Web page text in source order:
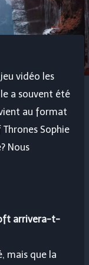
vidéo les
a souvent été
au format
Sophie
Nous
arrivera-t-
mais que la